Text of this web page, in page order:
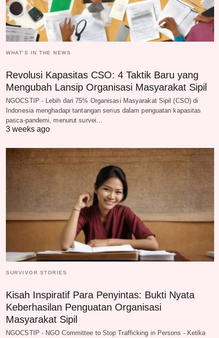
WHAT‘S IN THE NEWS
Revolusi Kapasitas CSO: 4 Taktik Baru yang
Mengubah Lansip Organisasi Masyarakat Sipil
NGOCSTIP - Lebih dari 75% Organisasi Masyarakat Sipil (CSO) di
Indonesia menghadapi tantangan serius dalam penguatan kapasitas
pasca-pandemi, menurut survei…
3 weeks ago
SURVIVOR STORIES
Kisah Inspiratif Para Penyintas: Bukti Nyata
Keberhasilan Penguatan Organisasi
Masyarakat Sipil
NGOCSTIP - NGO Committee to Stop Trafficking in Persons - Ketika